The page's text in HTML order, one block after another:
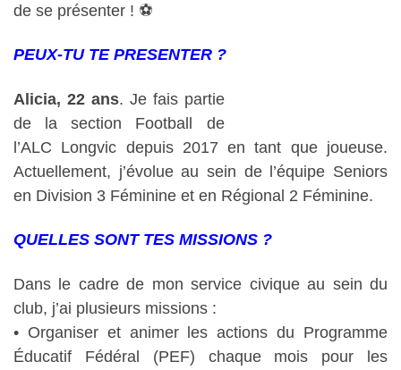
de se présenter ! ⚽
PEUX-TU TE PRESENTER ?
Alicia, 22 ans. Je fais partie
de la section Football de
l’ALC Longvic depuis 2017 en tant que joueuse.
Actuellement, j’évolue au sein de l’équipe Seniors
en Division 3 Féminine et en Régional 2 Féminine.
QUELLES SONT TES MISSIONS ?
Dans le cadre de mon service civique au sein du
club, j’ai plusieurs missions :
• Organiser et animer les actions du Programme
Éducatif Fédéral (PEF) chaque mois pour les